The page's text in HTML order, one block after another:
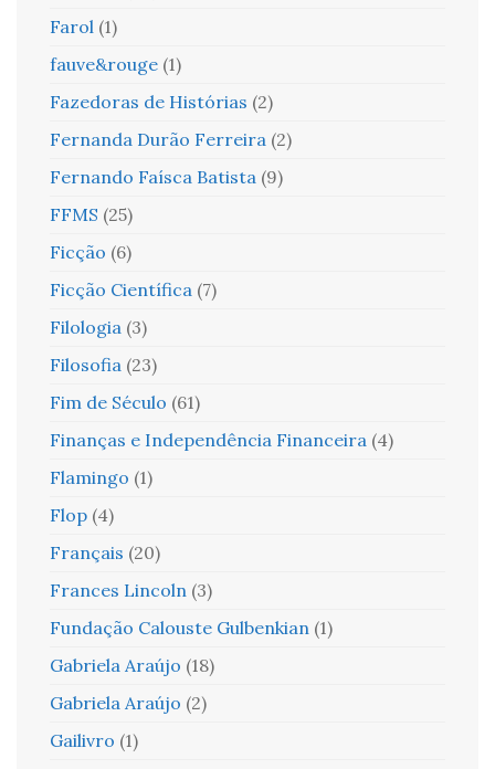
Farol (1)
fauve&rouge (1)
Fazedoras de Histórias (2)
Fernanda Durão Ferreira (2)
Fernando Faísca Batista (9)
FFMS (25)
Ficção (6)
Ficção Científica (7)
Filologia (3)
Filosofia (23)
Fim de Século (61)
Finanças e Independência Financeira (4)
Flamingo (1)
Flop (4)
Français (20)
Frances Lincoln (3)
Fundação Calouste Gulbenkian (1)
Gabriela Araújo (18)
Gabriela Araújo (2)
Gailivro (1)